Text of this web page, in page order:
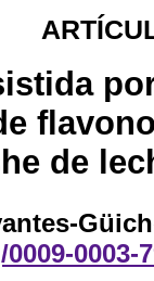
de
0003-